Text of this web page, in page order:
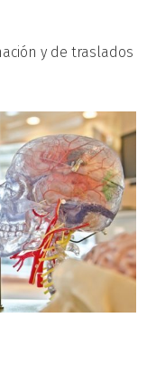
y de traslados